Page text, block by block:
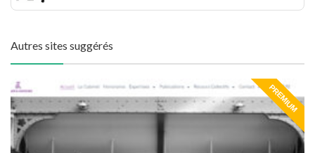
Autres sites suggérés
PREMIUM